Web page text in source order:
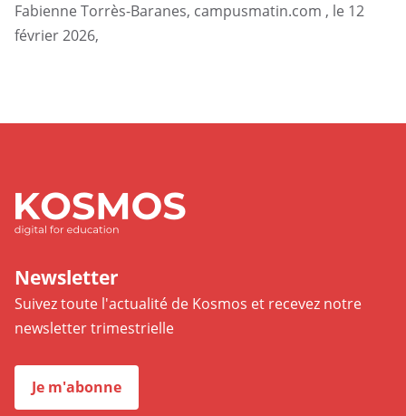
Fabienne Torrès-Baranes, campusmatin.com , le 12
février 2026,
Newsletter
Suivez toute l'actualité de Kosmos et recevez notre
newsletter trimestrielle
Je m'abonne